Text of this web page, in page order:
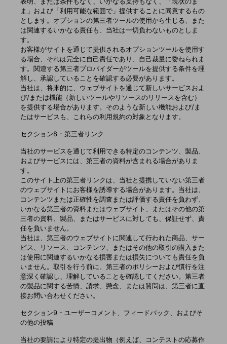
ま」および「利用可能な範囲で」提供することに同意するもの
とします。オプションの第三者ツールの使用から生じる、また
は関連するいかなる責任も、当社は一切負わないものとしま
す。
お客様がサイトを通じて提供されるオプションツールを使用す
る場合、それは完全に自己責任であり、自己裁量に委ねられま
す。関連する第三者プロバイダーがツールを提供する条件を理
解し、承認していることを確認する必要があります。
当社は、将来的に、ウェブサイトを通じて新しいサービスおよ
び/または機能（新しいツールやリソースのリリースを含む）
を提供する場合があります。そのような新しい機能および/ま
たはサービスも、これらの利用規約の対象となります。
セクション8 - 第三者リンク
当社のサービスを通じて利用できる特定のコンテンツ、製品、
およびサービスには、第三者の資料が含まれる場合がありま
す。
このサイト上の第三者リンクは、当社と提携していない第三者
のウェブサイトにお客様を誘導する場合があります。当社は、
コンテンツまたは正確性を調査または評価する責任を負わず、
いかなる第三者の資料またはウェブサイト、またはその他の第
三者の資料、製品、またはサービスに対しても、保証せず、責
任を負いません。
当社は、第三者のウェブサイトに関連して行われた商品、サー
ビス、リソース、コンテンツ、またはその他の取引の購入また
は使用に関連するいかなる損害または損失についても責任を負
いません。取引を行う前に、第三者のポリシーおよび慣行を注
意深く確認し、理解していることを確認してください。第三者
の製品に関する苦情、請求、懸念、または質問は、第三者に直
接お問い合わせください。
セクション9 - ユーザーコメント、フィードバック、およびそ
の他の投稿
当社の要請により特定の提出物（例えば、コンテストの応募作